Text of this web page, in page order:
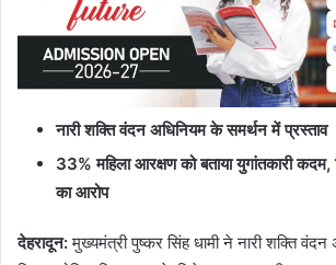
नारी शक्ति वंदन अधिनियम के समर्थन में प्रस्ताव
33% महिला आरक्षण को बताया युगांतकारी कदम,
का आरोप
देहरादून:मुख्यमंत्री पुष्कर सिंह धामी ने नारी शक्ति वंदन